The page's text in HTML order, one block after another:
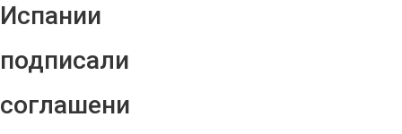
Испании
подписали
соглашени